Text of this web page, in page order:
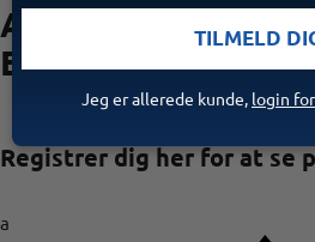
Ajax Hub 2 Plus
EU
Registrer dig her for at se
a
TILMELD
Jeg er allerede kunde, login